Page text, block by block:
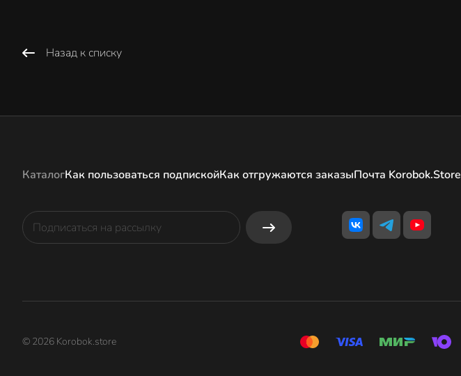
Назад к списку
КаталогКак пользоваться подпискойКак отгружаются заказыПочта Korobok.Store
© 2026 Korobok.store